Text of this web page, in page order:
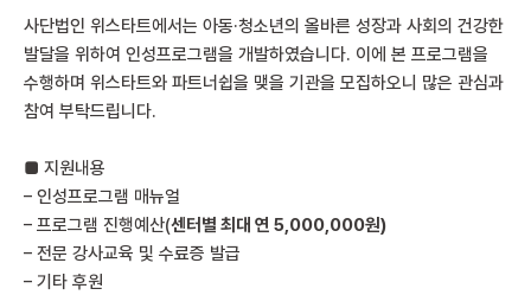
사단법인 위스타트에서는 아동·청소년의 올바른 성장과 사회의 건강한
발달을 위하여 인성프로그램을 개발하였습니다. 이에 본 프로그램을
수행하며 위스타트와 파트너쉽을 맺을 기관을 모집하오니 많은 관심과
참여 부탁드립니다.
■ 지원내용
– 인성프로그램 매뉴얼
– 프로그램 진행예산(센터별 최대 연 5,000,000원)
– 전문 강사교육 및 수료증 발급
– 기타 후원